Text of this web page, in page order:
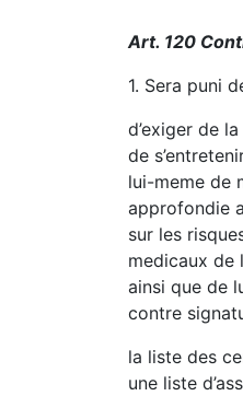
Art. 120
1. Sera puni
d’exiger de
de
lui-meme de
approfondie
sur les
medicaux de
ainsi que de
contre
la liste des
une liste